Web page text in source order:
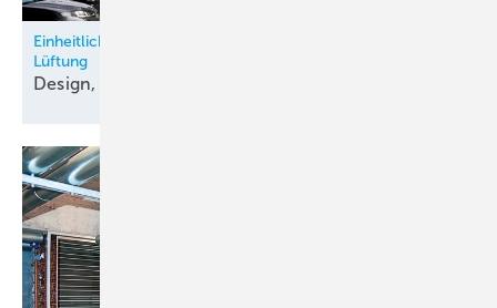
Einheitliche Schulfasssade mit integrierter dezentraler
Lüftung
Design, Gesundheit,